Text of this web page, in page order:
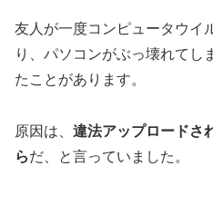
友人が一度コンピュータウイ
り、パソコンがぶっ壊れてし
たことがあります。
原因は、 違法アップロードさ
らだ、と言っていました。